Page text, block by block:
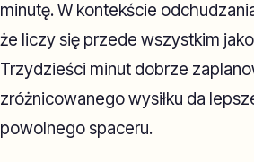
minutę. W kontekście
że liczy się przede wszystkim
Trzydzieści minut dobrze
zróżnicowanego wysiłku da
powolnego spaceru.